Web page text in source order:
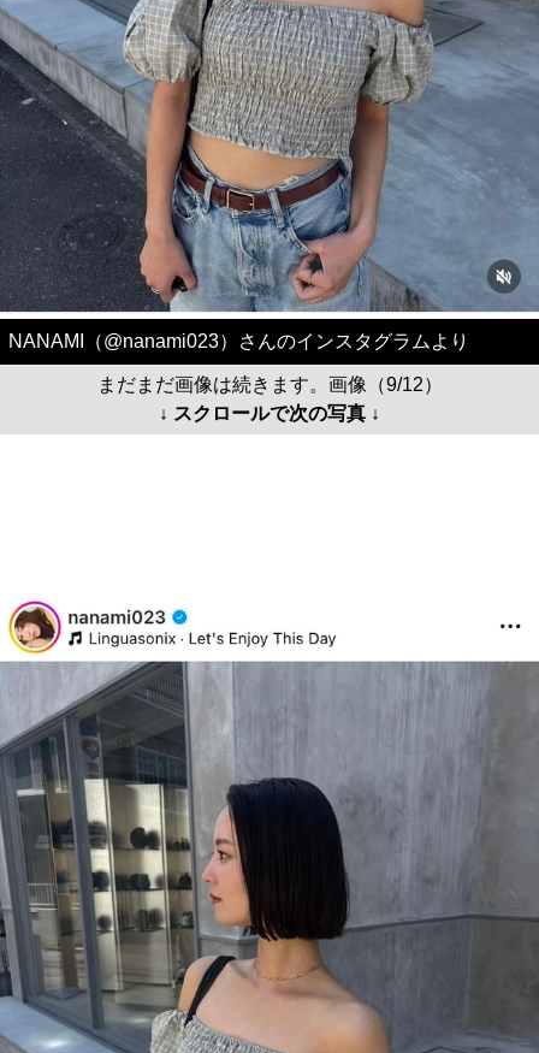
NANAMI（@nanami023）さんのインスタグラムより
まだまだ画像は続きます。画像（9/12）
↓ スクロールで次の写真 ↓